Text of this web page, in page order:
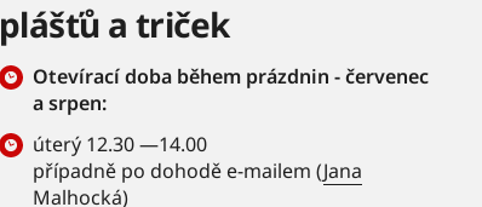
plášťů a triček
Otevírací doba během prázdnin - červenec
a srpen:
úterý 12.30 —14.00
případně po dohodě e-mailem (Jana
Malhocká)